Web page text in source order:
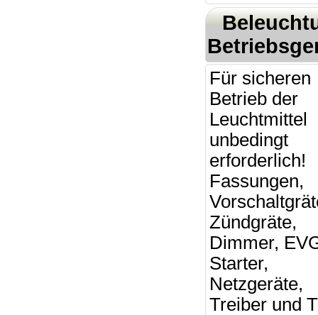
Für sicheren
Betrieb der
Leuchtmittel
unbedingt
erforderlich!
Fassungen,
Zündgräte,
Dimmer,
Starter,
Netzgeräte,
Treiber und